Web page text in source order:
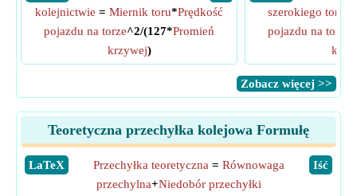
kolejnictwie = Miernik toru*Prędkość
pojazdu na torze^2/(127*Promień
krzywej)
szerokiego toru
pojazdu na torze
​Zobacz więcej >>
Teoretyczna przechyłka kolejowa Formułę
​LaTeX ​Iść
Przechyłka teoretyczna = Równowaga
przechylna+Niedobór przechyłki